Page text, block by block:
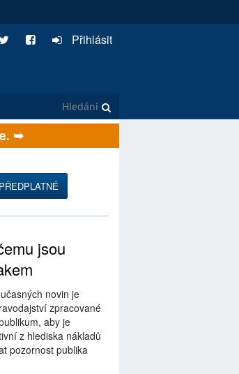
Přihlásit
jsou
novin je
zpracované
aby je
z hlediska nákladů
pozornost publika